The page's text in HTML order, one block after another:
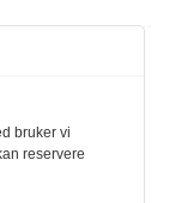
fra forrige
For å lese
Velg
bruker vi
reservere